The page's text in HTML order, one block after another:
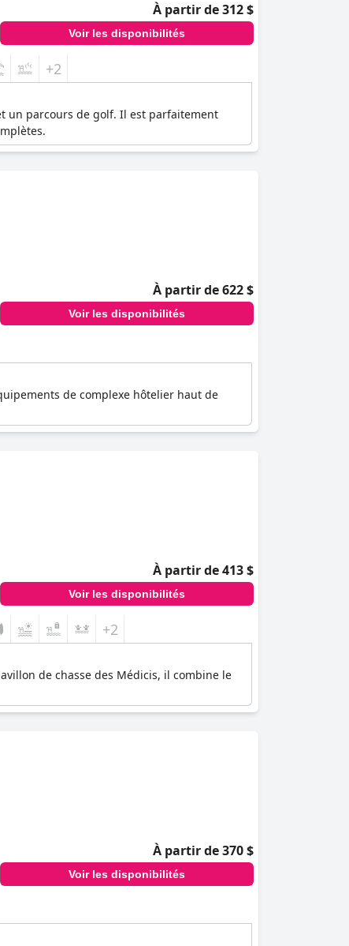
À partir de 312 $
Voir les disponibilités
+2
un parcours de golf. Il est parfaitement
À partir de 622 $
Voir les disponibilités
de complexe hôtelier haut de
À partir de 413 $
Voir les disponibilités
+2
de chasse des Médicis, il combine le
À partir de 370 $
Voir les disponibilités